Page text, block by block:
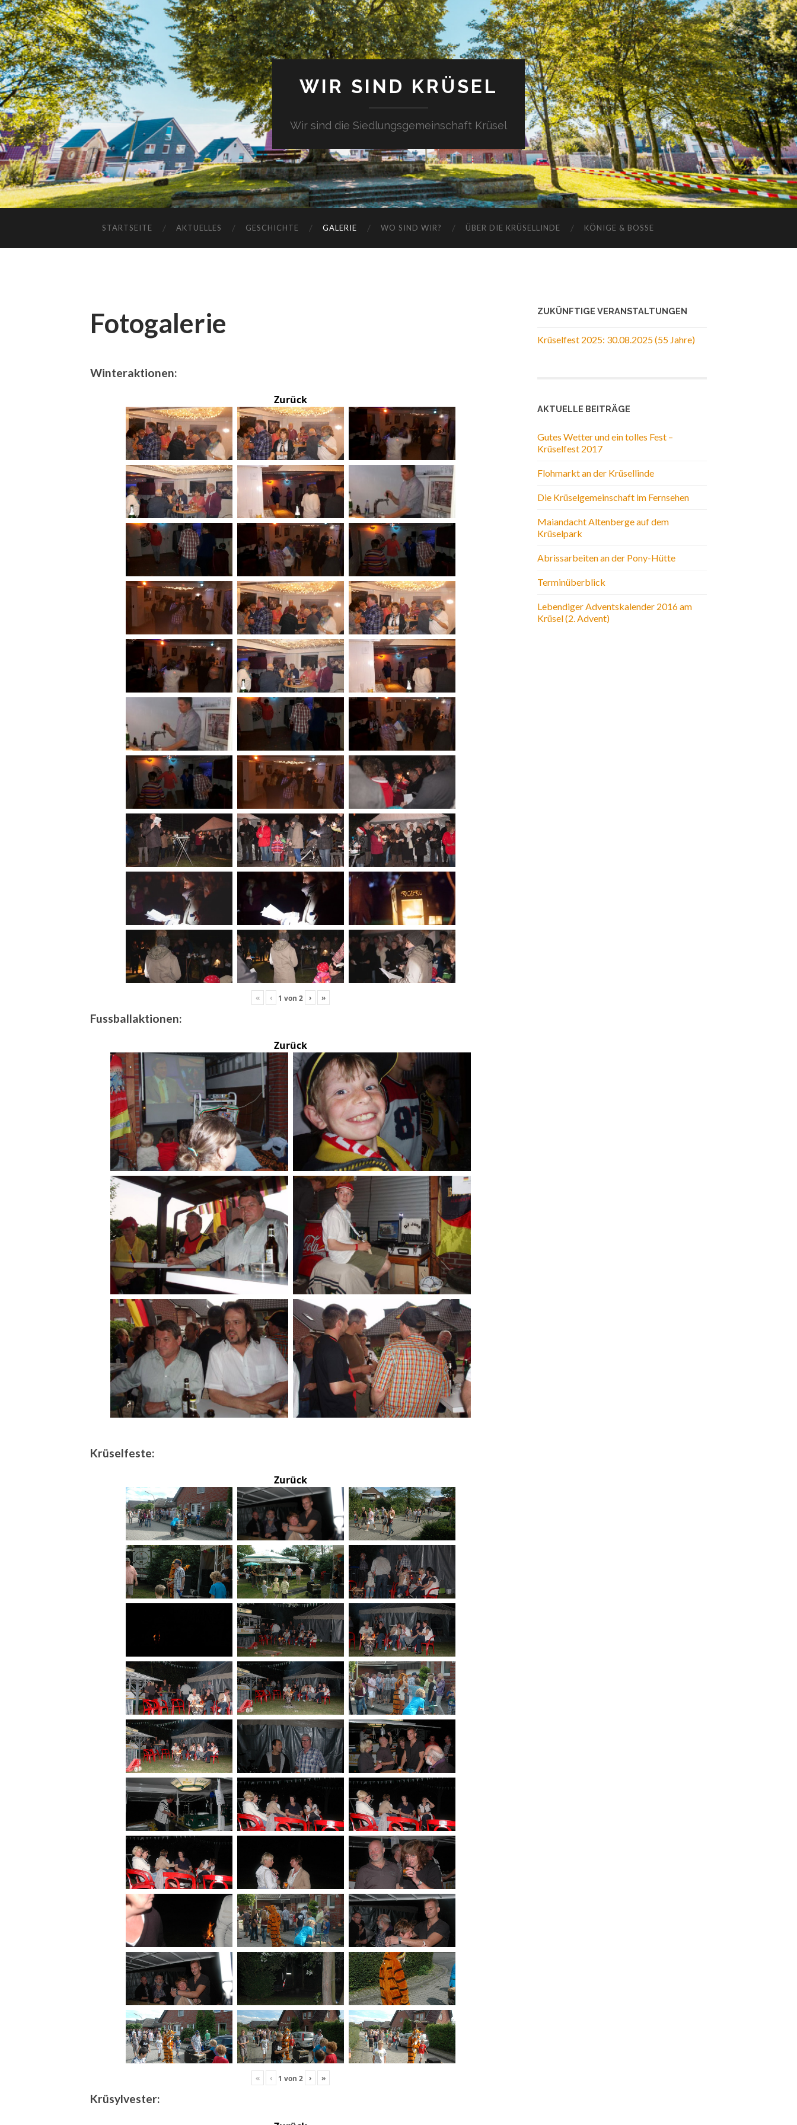
WIR SIND KRÜSEL
Wir sind die Siedlungsgemeinschaft Krüsel
STARTSEITE AKTUELLES GESCHICHTE GALERIE WO SIND WIR? ÜBER DIE KRÜSELLINDE KÖNIGE & BOSSE
Fotogalerie
Winteraktionen:
Zurück
« ‹ 1 von 2 › »
Fussballaktionen:
Zurück
Krüselfeste:
Zurück
« ‹ 1 von 2 › »
Krüsylvester:
ZUKÜNFTIGE VERANSTALTUNGEN
Krüselfest 2025: 30.08.2025 (55 Jahre)
AKTUELLE BEITRÄGE
Gutes Wetter und ein tolles Fest –
Krüselfest 2017
Flohmarkt an der Krüsellinde
Die Krüselgemeinschaft im Fernsehen
Maiandacht Altenberge auf dem
Krüselpark
Abrissarbeiten an der Pony-Hütte
Terminüberblick
Lebendiger Adventskalender 2016 am
Krüsel (2. Advent)